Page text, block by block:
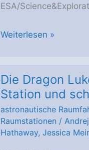
ESA/
Offizieller
εpsilon-
Mission
der
ESA-
Weiterlesen »
Die Dragon
Station und
astronautische
Raumstationen /
Hathaway, Jessica Meir